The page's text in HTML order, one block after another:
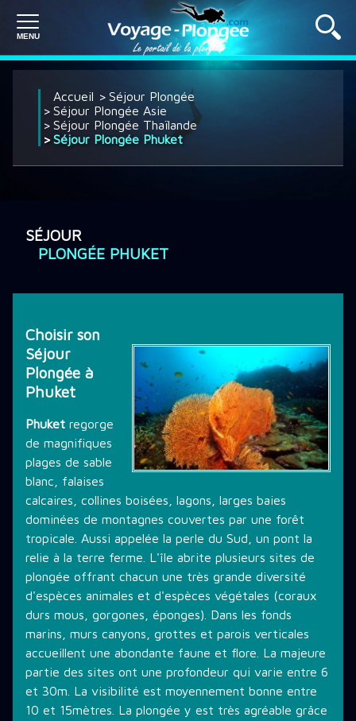
PLONGÉE EN FRANCE
THÉMATIQUE DE PLONGÉE
LES PROMOTIONS
STAGE PLONGÉE
INFORMATIONS PRATIQUES
CONTACT
Accueil
Séjour Plongée
Séjour Plongée Asie
Séjour Plongée Thaïlande
Séjour Plongée Phuket
SÉJOUR
PLONGÉE PHUKET
Choisir son
Séjour
Plongée à
Phuket
Phuket regorge
de magnifiques
plages de sable
blanc, falaises
calcaires, collines boisées, lagons, larges baies
dominées de montagnes couvertes par une forêt
tropicale. Aussi appelée la perle du Sud, un pont la
relie à la terre ferme. L'île abrite plusieurs sites de
plongée offrant chacun une très grande diversité
d'espèces animales et d'espèces végétales (coraux
durs mous, gorgones, éponges). Dans les fonds
marins, murs canyons, grottes et parois verticales
accueillent une abondante faune et flore. La majeure
partie des sites ont une profondeur qui varie entre 6
et 30m. La visibilité est moyennement bonne entre
10 et 15mètres. La plongée y est très agréable grâce